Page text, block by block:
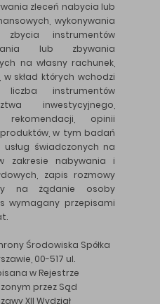
zleceń nabycia lub
wykonywania
instrumentów
lub zbywania
na własny rachunek,
skład których wchodzi
instrumentów
inwestycyjnego,
rekomendacji, opinii
w tym badań
świadczonych na
zakresie nabywania i
zapis rozmowy
na żądanie osoby
wymagany przepisami
Środowiska Spółka
00-517 ul.
w Rejestrze
przez Sąd
XII Wydział